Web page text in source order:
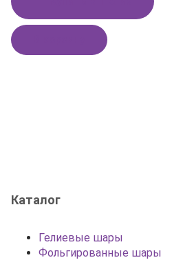
Каталог
Гелиевые шары
Фольгированные шары